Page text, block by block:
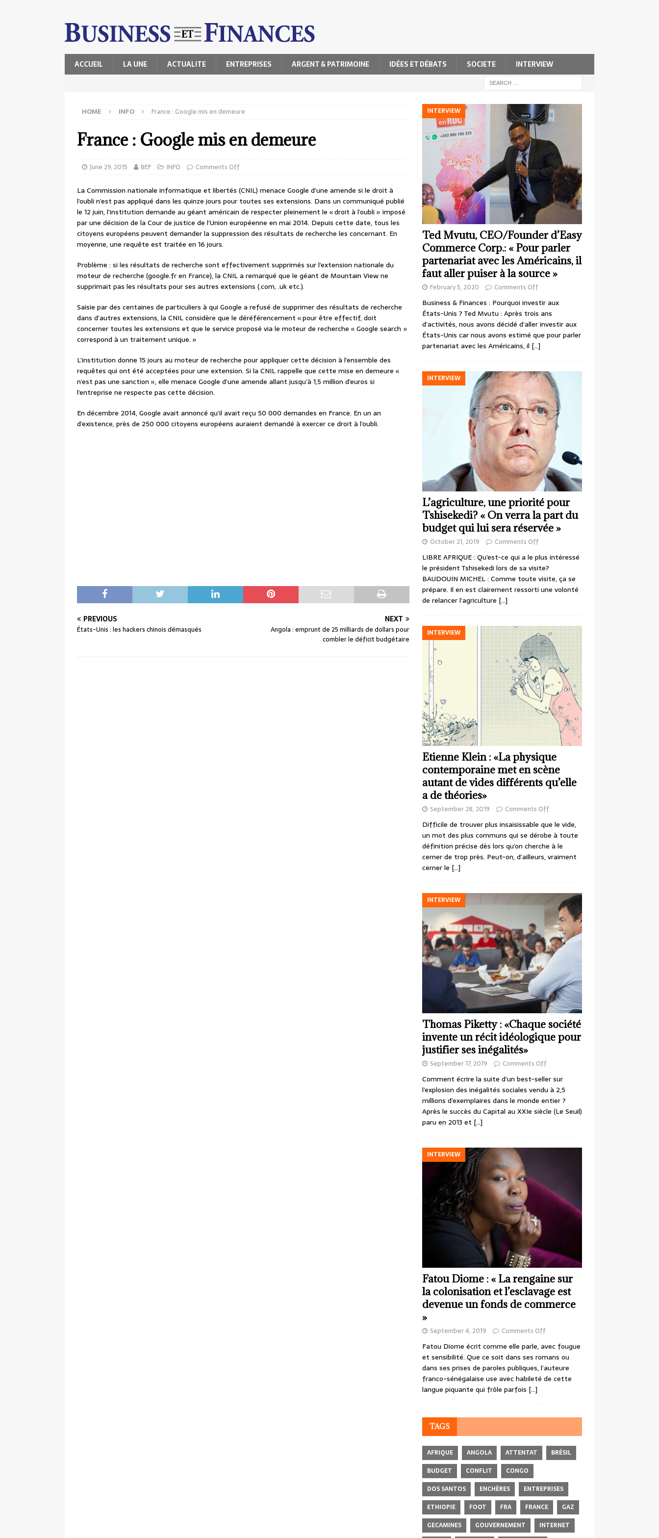
ACCUEIL LA UNE ACTUALITE ENTREPRISES ARGENT & PATRIMOINE IDÉES ET DÉBATS SOCIETE INTERVIEW
HOME INFO France : Google mis en demeure
France : Google mis en demeure
June 29, 2015 BEF INFO Comments Off
La Commission nationale informatique et libertés (CNIL) menace Google d’une amende si le droit à
l’oubli n’est pas appliqué dans les quinze jours pour toutes ses extensions. Dans un communiqué publié
le 12 juin, l’institution demande au géant américain de respecter pleinement le « droit à l’oubli » imposé
par une décision de la Cour de justice de l’Union européenne en mai 2014. Depuis cette date, tous les
citoyens européens peuvent demander la suppression des résultats de recherche les concernant. En
moyenne, une requête est traitée en 16 jours.
Problème : si les résultats de recherche sont effectivement supprimés sur l’extension nationale du
moteur de recherche (google.fr en France), la CNIL a remarqué que le géant de Mountain View ne
supprimait pas les résultats pour ses autres extensions (.com, .uk etc.).
Saisie par des centaines de particuliers à qui Google a refusé de supprimer des résultats de recherche
dans d’autres extensions, la CNIL considère que le déréférencement « pour être effectif, doit
concerner toutes les extensions et que le service proposé via le moteur de recherche « Google search »
correspond à un traitement unique. »
L’institution donne 15 jours au moteur de recherche pour appliquer cette décision à l’ensemble des
requêtes qui ont été acceptées pour une extension. Si la CNIL rappelle que cette mise en demeure «
n’est pas une sanction », elle menace Google d’une amende allant jusqu’à 1,5 million d’euros si
l’entreprise ne respecte pas cette décision.
En décembre 2014, Google avait annoncé qu’il avait reçu 50 000 demandes en France. En un an
d’existence, près de 250 000 citoyens européens auraient demandé à exercer ce droit à l’oubli.
PREVIOUS
États-Unis : les hackers chinois démasqués
NEXT
Angola : emprunt de 25 milliards de dollars pour
combler le déficit budgétaire
INTERVIEW
Ted Mvutu, CEO/Founder d’Easy
Commerce Corp.: « Pour parler
partenariat avec les Américains, il
faut aller puiser à la source »
February 5, 2020 Comments Off
Business & Finances : Pourquoi investir aux
États-Unis ? Ted Mvutu : Après trois ans
d’activités, nous avons décidé d’aller investir aux
États-Unis car nous avons estimé que pour parler
partenariat avec les Américains, il […]
INTERVIEW
L’agriculture, une priorité pour
Tshisekedi? « On verra la part du
budget qui lui sera réservée »
October 21, 2019 Comments Off
LIBRE AFRIQUE : Qu’est-ce qui a le plus intéressé
le président Tshisekedi lors de sa visite?
BAUDOUIN MICHEL : Comme toute visite, ça se
prépare. Il en est clairement ressorti une volonté
de relancer l’agriculture […]
INTERVIEW
Etienne Klein : «La physique
contemporaine met en scène
autant de vides différents qu’elle
a de théories»
September 28, 2019 Comments Off
Difficile de trouver plus insaisissable que le vide,
un mot des plus communs qui se dérobe à toute
définition précise dès lors qu’on cherche à le
cerner de trop près. Peut-on, d’ailleurs, vraiment
cerner le […]
INTERVIEW
Thomas Piketty : «Chaque société
invente un récit idéologique pour
justifier ses inégalités»
September 17, 2019 Comments Off
Comment écrire la suite d’un best-seller sur
l’explosion des inégalités sociales vendu à 2,5
millions d’exemplaires dans le monde entier ?
Après le succès du Capital au XXIe siècle (Le Seuil)
paru en 2013 et […]
INTERVIEW
Fatou Diome : « La rengaine sur
la colonisation et l’esclavage est
devenue un fonds de commerce
»
September 4, 2019 Comments Off
Fatou Diome écrit comme elle parle, avec fougue
et sensibilité. Que ce soit dans ses romans ou
dans ses prises de paroles publiques, l’auteure
franco-sénégalaise use avec habileté de cette
langue piquante qui frôle parfois […]
TAGS
AFRIQUE ANGOLA ATTENTAT
BRÉSIL
BUDGET
CONFLIT
CONGO
DOS SANTOS
ENCHÈRES
ENTREPRISES
ETHIOPIE
FOOT FRA FRANCE
GAZ
GECAMINES
GOUVERNEMENT INTERNET